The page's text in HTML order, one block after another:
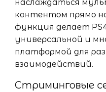
наслаждаться
контентом прямо
функция делает
универсальной и
платформой для
взаимодействий.
Стриминговые